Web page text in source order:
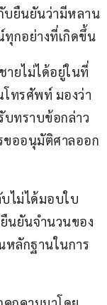
บยืนยันว่ามีหลาน
ทุกอย่างที่เกิดขึ้น
ยไม่ได้อยู่ในที่
ทรศัพท์ มองว่า
บทราบข้อกล่าว
ขออนุมัติศาลออก
ไม่ได้มอบใบ
นยันจำนวนของ
หลักฐานในการ